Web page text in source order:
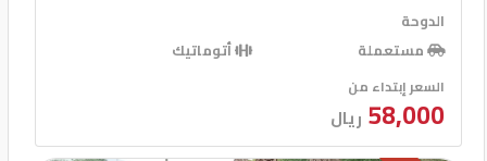
آخرى
جنوط
مقاعد كهربائية
إنذار
الدوحة
مستعملة
أتوماتيك
السعر إبتداء من
58,000 ريال